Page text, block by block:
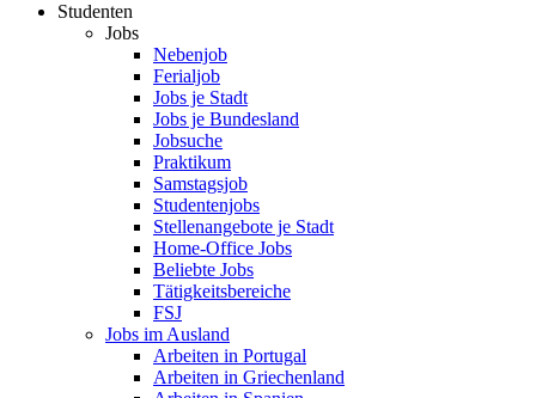
Studenten
Jobs
Nebenjob
Ferialjob
Jobs je Stadt
Jobs je Bundesland
Jobsuche
Praktikum
Samstagsjob
Studentenjobs
Stellenangebote je Stadt
Home-Office Jobs
Beliebte Jobs
Tätigkeitsbereiche
FSJ
Jobs im Ausland
Arbeiten in Portugal
Arbeiten in Griechenland